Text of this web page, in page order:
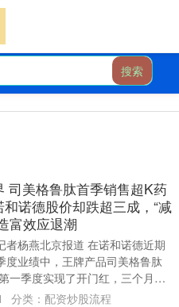
搜索
司美格鲁肽首季销售超K药
诺德股价却跌超三成，“减
富效应退潮
者杨燕北京报道 在诺和诺德近期
度业绩中，王牌产品司美格鲁肽
一季度实现了开门红，三个月约
整体销售表现，不仅超过了礼
分类： 配资炒股流程